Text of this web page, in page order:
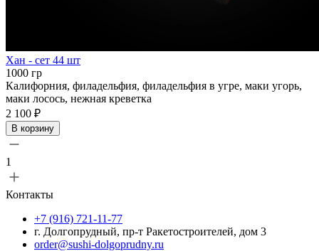
Хан - сет 44 шт
1000 гр
Калифорния, филадельфия, филадельфия в угре, маки угорь,
маки лосось, нежная креветка
2 100 ₽
В корзину
1
Контакты
+7 (916) 721-11-77
г. Долгопрудный, пр-т Ракетостроителей, дом 3
order@sushi-dolgoprudny.ru